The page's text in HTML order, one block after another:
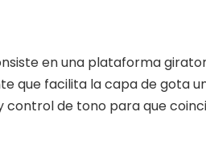
en una plataforma
que facilita la capa de gota
de tono para que